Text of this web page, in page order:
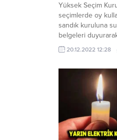
Yüksek Seçim
seçimlerde oy
sandık kuruluna
belgeleri
belgelerden birini
kullanamayacağı
Aralık’ta
Genel
listelerinde kayıtlı
Kıbrıs Türk
Kıbrıs Türk
20.12.2022 12:28